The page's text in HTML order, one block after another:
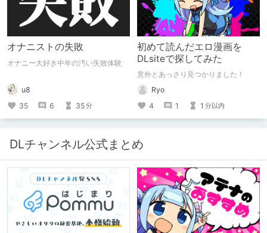
オナニストの失敗
オナニー大好き中年の汚い失敗体験
u8
35
6 35分
初めて読んだエロ漫画を
DLsiteで探してみた
意外とあっさり見つかりました！
Ryo
4
1 1 分以内
DLチャンネル公式まとめ